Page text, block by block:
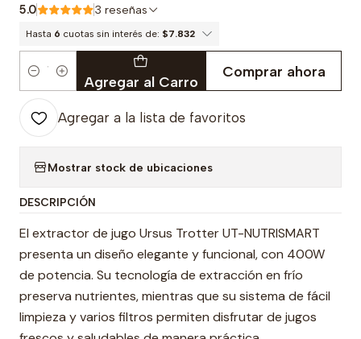
5.0 3 reseñas
Hasta 6 cuotas sin interés de: $7.832
Cantidad Agregar al Carro
Comprar ahora
Agregar a la lista de favoritos
Mostrar stock de ubicaciones
DESCRIPCIÓN
El extractor de jugo Ursus Trotter UT-NUTRISMART
presenta un diseño elegante y funcional, con 400W
de potencia. Su tecnología de extracción en frío
preserva nutrientes, mientras que su sistema de fácil
limpieza y varios filtros permiten disfrutar de jugos